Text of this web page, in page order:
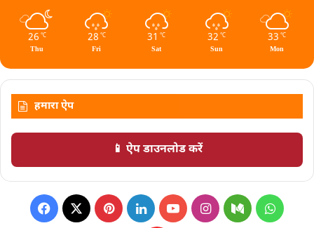
26 ℃
Thu
28 ℃
Fri
31 ℃
Sat
32 ℃
Sun
33 ℃
Mon
हमारा ऐप
📱 ऐप डाउनलोड करें